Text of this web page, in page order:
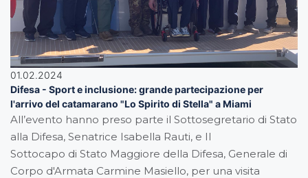
01.02.2024
Difesa - Sport e inclusione: grande partecipazione per
l'arrivo del catamarano "Lo Spirito di Stella" a Miami
All’evento hanno preso parte il Sottosegretario di Stato
alla Difesa, Senatrice Isabella Rauti, e Il
Sottocapo di Stato Maggiore della Difesa, Generale di
Corpo d'Armata Carmine Masiello, per una visita